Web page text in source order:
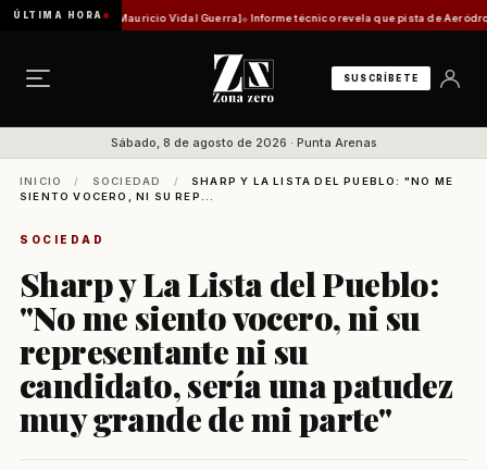
ÚLTIMA HORA
[Por Mauricio Vidal Guerra] Informe técnico revela que pista de Aeródromo de
SUSCRÍBETE
Sábado, 8 de agosto de 2026 · Punta Arenas
INICIO / SOCIEDAD /
SHARP Y LA LISTA DEL PUEBLO: "NO ME
SIENTO VOCERO, NI SU REP...
SOCIEDAD
Sharp y La Lista del Pueblo:
"No me siento vocero, ni su
representante ni su
candidato, sería una patudez
muy grande de mi parte"